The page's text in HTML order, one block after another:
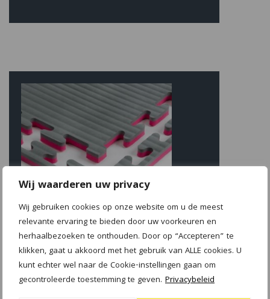
Wij waarderen uw privacy
Wij gebruiken cookies op onze website om u de meest
relevante ervaring te bieden door uw voorkeuren en
herhaalbezoeken te onthouden. Door op “Accepteren” te
klikken, gaat u akkoord met het gebruik van ALLE cookies. U
kunt echter wel naar de Cookie-instellingen gaan om
gecontroleerde toestemming te geven. Privacybeleid
SPORTMAT GLADIATOR 2 CM
ROOD/GRIJS
€23.75